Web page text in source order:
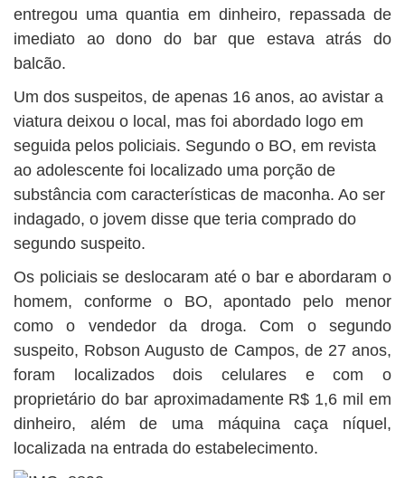
entregou uma quantia em dinheiro, repassada de
imediato ao dono do bar que estava atrás do
balcão.
Um dos suspeitos, de apenas 16 anos, ao avistar a
viatura deixou o local, mas foi abordado logo em
seguida pelos policiais. Segundo o BO, em revista
ao adolescente foi localizado uma porção de
substância com características de maconha. Ao ser
indagado, o jovem disse que teria comprado do
segundo suspeito.
Os policiais se deslocaram até o bar e abordaram o
homem, conforme o BO, apontado pelo menor
como o vendedor da droga. Com o segundo
suspeito, Robson Augusto de Campos, de 27 anos,
foram localizados dois celulares e com o
proprietário do bar aproximadamente R$ 1,6 mil em
dinheiro, além de uma máquina caça níquel,
localizada na entrada do estabelecimento.